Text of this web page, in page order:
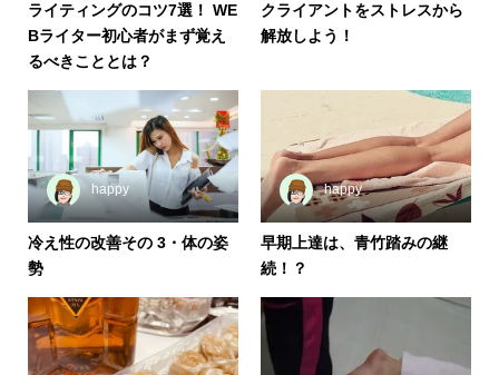
ライティングのコツ7選！ WE
Bライター初心者がまず覚え
るべきこととは？
クライアントをストレスから
解放しよう！
happy
冷え性の改善その 3・体の姿
勢
happy
早期上達は、青竹踏みの継
続！？